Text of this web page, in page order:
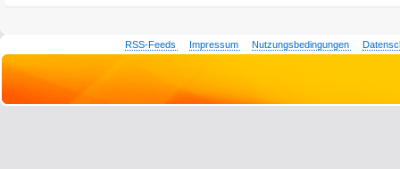
RSS-Feeds Impressum Nutzungsbedingungen